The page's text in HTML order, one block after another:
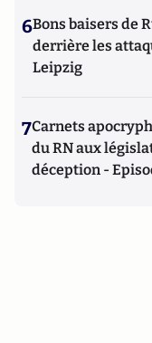
6Bons baisers de
derrière les
Leipzig
7Carnets
du RN aux
déception -